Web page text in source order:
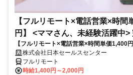
【フルリモート×電話営業×時間
円】 <ママさん、未経験活躍中
で家庭と仕事の両立を実現
【フルリモート×電話営業×時間単価1,400
あり】 ＜ママさん、未経験活躍中＞ 完全
両立を実現
株式会社日本セールスセンター
フルリモート
時給1,400円～2,000円